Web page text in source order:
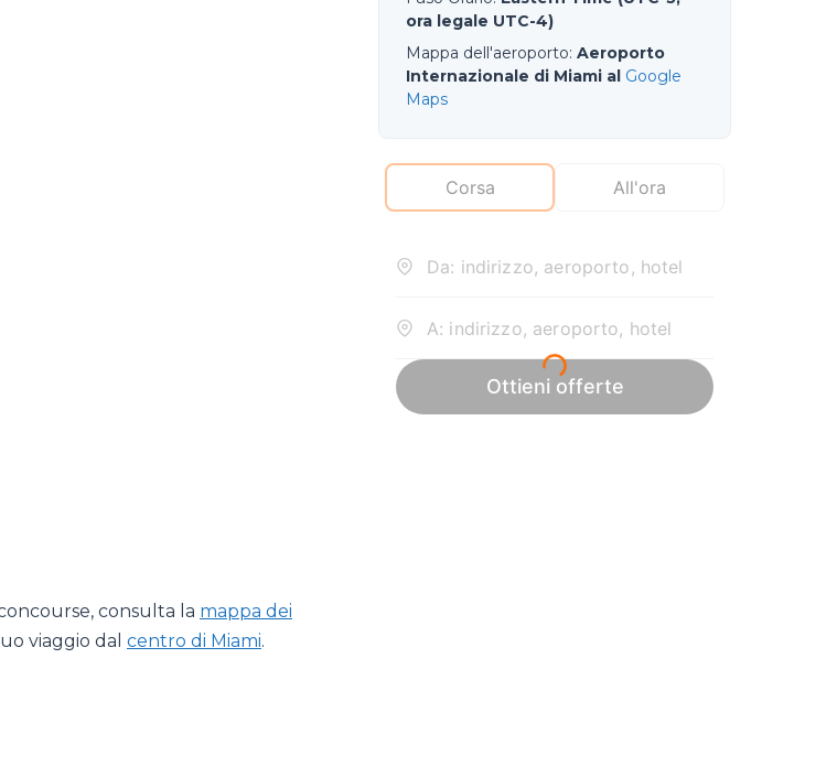
consulta la mappa dei
viaggio dal centro di Miami.
ora legale UTC-4)
Mappa dell'aeroporto: Aeroporto
Internazionale di Miami al Google
Maps